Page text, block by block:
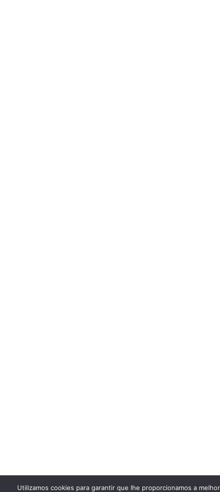
Utilizamos cookies para garantir que lhe proporcionamos a